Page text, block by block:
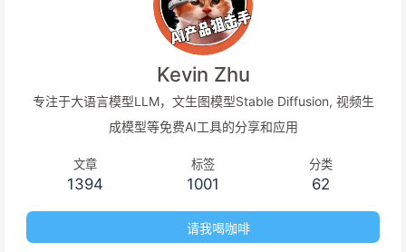
Kevin Zhu
专注于大语言模型LLM，文生图模型Stable Diffusion, 视频生
成模型等免费AI工具的分享和应用
文章
1394
标签
1001
分类
62
请我喝咖啡